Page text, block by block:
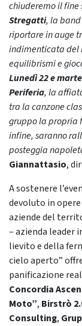
chiuderemo il fine
Stregatti, la
riportare in auge
indimenticata del
equilibrismi e
Lunedì 22 e
Periferia, la
tra la canzone
gruppo la propria
infine, saranno
posteggia
Giannattasio,
A sostenere
devoluto in
aziende del
– azienda leader
lievito e della
cielo aperto”
panificazione
Concordia
Moto”, Birstrò
Consulting,